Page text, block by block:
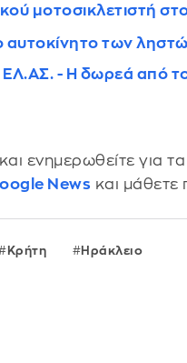
μοτοσικλετιστή
αυτοκίνητο των
ΕΛ.ΑΣ. - Η δωρεά από
και ενημερωθείτε για
News και μάθετε
Κρήτη Ηράκλειο